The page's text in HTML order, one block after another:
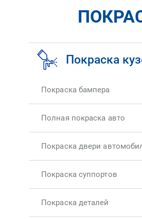
Покраска
Покраска бампера
Полная покраска авто
Покраска двери
Покраска суппортов
Покраска деталей